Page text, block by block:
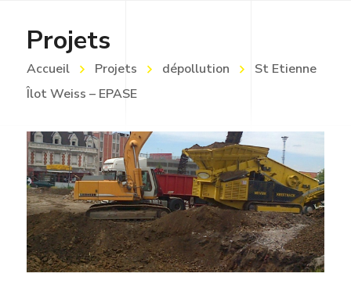
Projets
Accueil Projets dépollution
St Etienne
Îlot Weiss – EPASE